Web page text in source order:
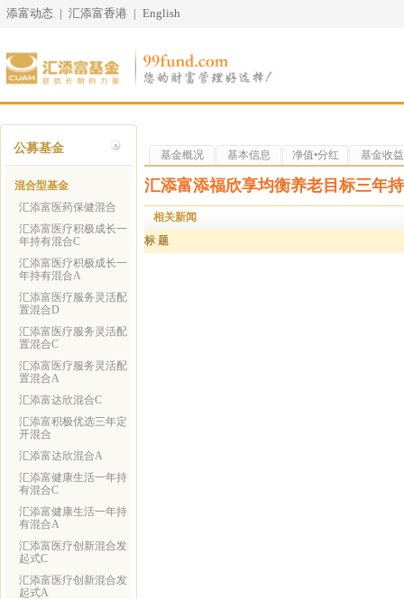
添富动态 | 汇添富香港 | English
公募基金
混合型基金
汇添富医药保健混合
汇添富医疗积极成长一
年持有混合C
汇添富医疗积极成长一
年持有混合A
汇添富医疗服务灵活配
置混合D
汇添富医疗服务灵活配
置混合C
汇添富医疗服务灵活配
置混合A
汇添富达欣混合C
汇添富积极优选三年定
开混合
汇添富达欣混合A
汇添富健康生活一年持
有混合C
汇添富健康生活一年持
有混合A
汇添富医疗创新混合发
起式C
汇添富医疗创新混合发
起式A
基金概况 基本信息 净值•分红 基金收益
汇添富添福欣享均衡养老目标三年
相关新闻
标 题